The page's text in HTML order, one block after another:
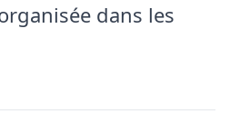
dans les